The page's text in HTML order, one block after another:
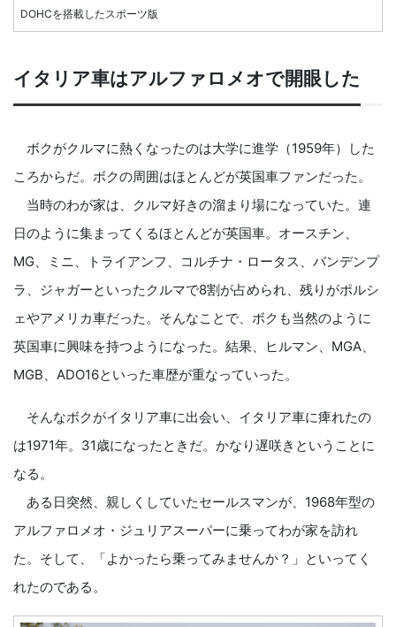
DOHCを搭載したスポーツ版
イタリア車はアルファロメオで開眼した
ボクがクルマに熱くなったのは大学に進学（1959年）した
ころからだ。ボクの周囲はほとんどが英国車ファンだった。
当時のわが家は、クルマ好きの溜まり場になっていた。連
日のように集まってくるほとんどが英国車。オースチン、
MG、ミニ、トライアンフ、コルチナ・ロータス、バンデンプ
ラ、ジャガーといったクルマで8割が占められ、残りがポルシ
ェやアメリカ車だった。そんなことで、ボクも当然のように
英国車に興味を持つようになった。結果、ヒルマン、MGA、
MGB、ADO16といった車歴が重なっていった。
そんなボクがイタリア車に出会い、イタリア車に痺れたの
は1971年。31歳になったときだ。かなり遅咲きということに
なる。
ある日突然、親しくしていたセールスマンが、1968年型の
アルファロメオ・ジュリアスーパーに乗ってわが家を訪れ
た。そして、「よかったら乗ってみませんか？」といってく
れたのである。